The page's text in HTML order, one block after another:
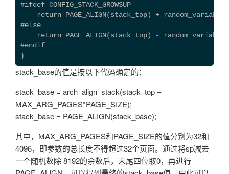
#ifdef CONFIG_STACK_GROWSUP
return PAGE_ALIGN(stack_top) + random_variable;
#else
return PAGE_ALIGN(stack_top) - random_variable;
#endif
}
stack_base的值是按以下代码确定的：
stack_base = arch_align_stack(stack_top –
MAX_ARG_PAGES*PAGE_SIZE);
stack_base = PAGE_ALIGN(stack_base);
其中，MAX_ARG_PAGES和PAGE_SIZE的值分别为32和
4096，即参数的总长度不得超过32个页面。通过将sp减去
一个随机数除 8192的余数后，末尾四位取0，再进行